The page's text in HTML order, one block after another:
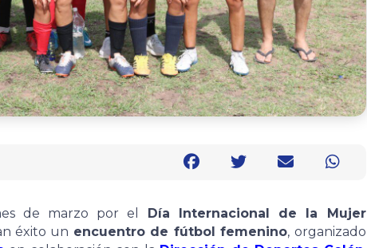
de marzo por el Día Internacional de la Mujer
éxito un encuentro de fútbol femenino, organizado